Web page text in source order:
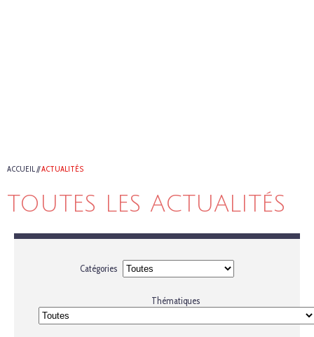
ACCUEIL//ACTUALITÉS
TOUTES LES ACTUALITÉS
Catégories
Thématiques